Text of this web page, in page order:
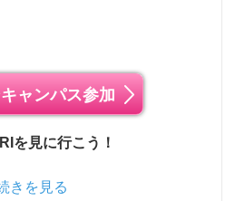
ャンパス参加
を見に行こう！
きを見る